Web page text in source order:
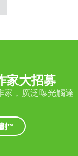
家大招募
家，廣泛曝光觸達
™